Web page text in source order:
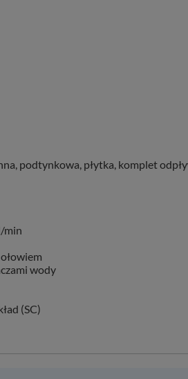
podtynkowa, płytka, komplet
min
wody
(SC)